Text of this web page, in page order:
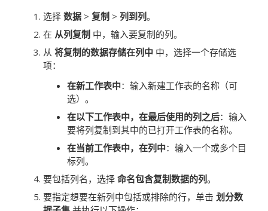
选择 数据 > 复制 > 列到列。
在 从列复制 中，输入要复制的列。
从 将复制的数据存储在列中 中，选择一个存储选
项：
在新工作表中：输入新建工作表的名称（可
选）。
在以下工作表中，在最后使用的列之后：输入
要将列复制到其中的已打开工作表的名称。
在当前工作表中，在列中：输入一个或多个目
标列。
要包括列名，选择 命名包含复制数据的列。
要指定想要在新列中包括或排除的行，单击 划分数